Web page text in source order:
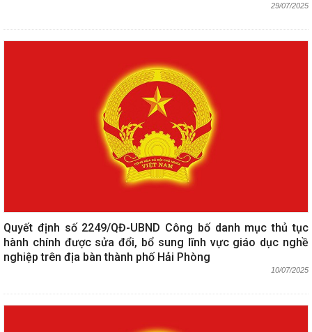
29/07/2025
Quyết định số 2249/QĐ-UBND Công bố danh mục thủ tục
hành chính được sửa đổi, bổ sung lĩnh vực giáo dục nghề
nghiệp trên địa bàn thành phố Hải Phòng
10/07/2025